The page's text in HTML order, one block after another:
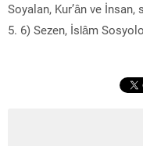
Soyalan, Kur’ân ve İnsan,
5. 6) Sezen, İslâm